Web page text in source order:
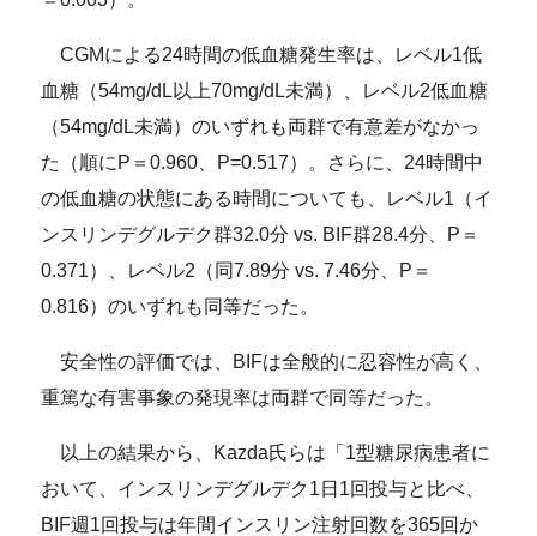
CGMによる24時間の低血糖発生率は、レベル1低
血糖（54mg/dL以上70mg/dL未満）、レベル2低血糖
（54mg/dL未満）のいずれも両群で有意差がなかっ
た（順にP＝0.960、P=0.517）。さらに、24時間中
の低血糖の状態にある時間についても、レベル1（イ
ンスリンデグルデク群32.0分 vs. BIF群28.4分、P＝
0.371）、レベル2（同7.89分 vs. 7.46分、P＝
0.816）のいずれも同等だった。
安全性の評価では、BIFは全般的に忍容性が高く、
重篤な有害事象の発現率は両群で同等だった。
以上の結果から、Kazda氏らは「1型糖尿病患者に
おいて、インスリンデグルデク1日1回投与と比べ、
BIF週1回投与は年間インスリン注射回数を365回か